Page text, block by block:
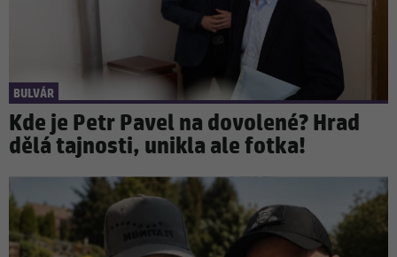
BULVÁR
Kde je Petr Pavel na dovolené? Hrad
dělá tajnosti, unikla ale fotka!